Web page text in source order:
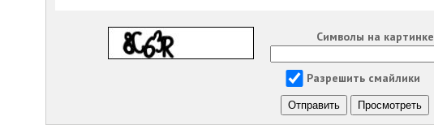
Символы на картинке
Разрешить смайлики